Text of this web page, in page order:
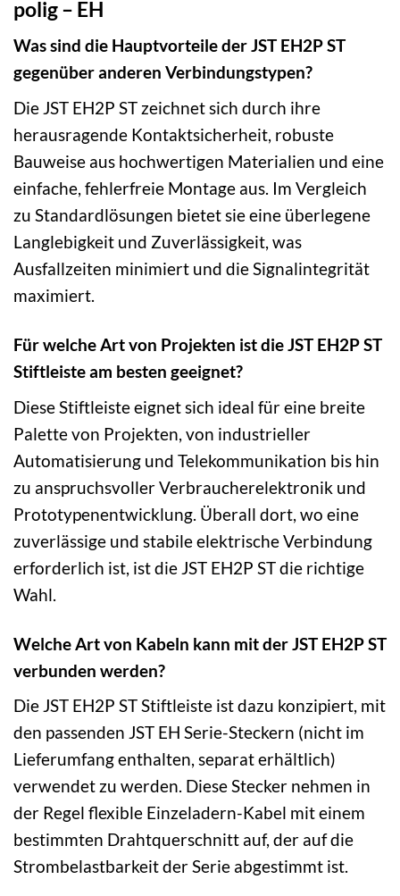
polig – EH
Was sind die Hauptvorteile der JST EH2P ST
gegenüber anderen Verbindungstypen?
Die JST EH2P ST zeichnet sich durch ihre
herausragende Kontaktsicherheit, robuste
Bauweise aus hochwertigen Materialien und eine
einfache, fehlerfreie Montage aus. Im Vergleich
zu Standardlösungen bietet sie eine überlegene
Langlebigkeit und Zuverlässigkeit, was
Ausfallzeiten minimiert und die Signalintegrität
maximiert.
Für welche Art von Projekten ist die JST EH2P ST
Stiftleiste am besten geeignet?
Diese Stiftleiste eignet sich ideal für eine breite
Palette von Projekten, von industrieller
Automatisierung und Telekommunikation bis hin
zu anspruchsvoller Verbraucherelektronik und
Prototypenentwicklung. Überall dort, wo eine
zuverlässige und stabile elektrische Verbindung
erforderlich ist, ist die JST EH2P ST die richtige
Wahl.
Welche Art von Kabeln kann mit der JST EH2P ST
verbunden werden?
Die JST EH2P ST Stiftleiste ist dazu konzipiert, mit
den passenden JST EH Serie-Steckern (nicht im
Lieferumfang enthalten, separat erhältlich)
verwendet zu werden. Diese Stecker nehmen in
der Regel flexible Einzeladern-Kabel mit einem
bestimmten Drahtquerschnitt auf, der auf die
Strombelastbarkeit der Serie abgestimmt ist.